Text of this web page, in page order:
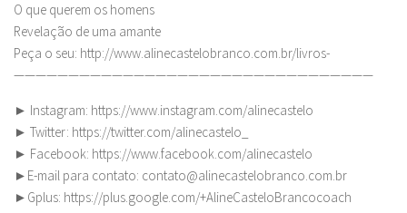
O que querem os homens
Revelação de uma amante
Peça o seu: http://www.alinecastelobranco.com.br/livros-
—————————————————————————————————
► Instagram: https://www.instagram.com/alinecastelo
► Twitter: https://twitter.com/alinecastelo_
► Facebook: https://www.facebook.com/alinecastelo
►E-mail para contato: contato@alinecastelobranco.com.br
►Gplus: https://plus.google.com/+AlineCasteloBrancocoach